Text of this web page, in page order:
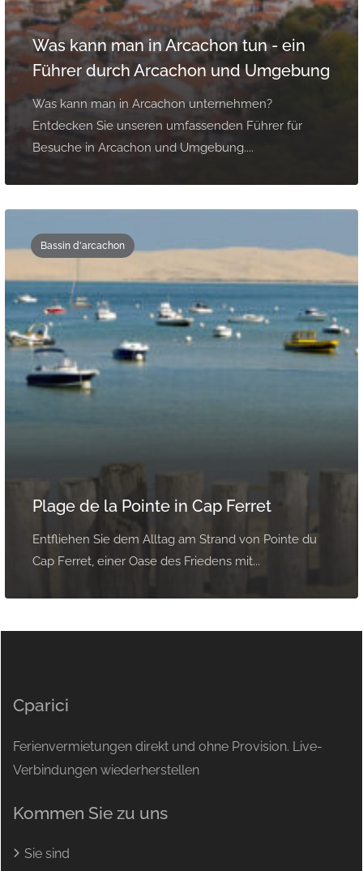
Was kann man in Arcachon tun - ein
Führer durch Arcachon und Umgebung
Was kann man in Arcachon unternehmen?
Entdecken Sie unseren umfassenden Führer für
Besuche in Arcachon und Umgebung....
Bassin d'arcachon
Plage de la Pointe in Cap Ferret
Entfliehen Sie dem Alltag am Strand von Pointe du
Cap Ferret, einer Oase des Friedens mit...
Cparici
Ferienvermietungen direkt und ohne Provision. Live-
Verbindungen wiederherstellen
Kommen Sie zu uns
Sie sind